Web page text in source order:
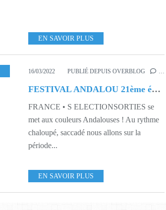
EN SAVOIR PLUS
S11,S12,S13
16/03/2022 PUBLIÉ DEPUIS OVERBLOG …
FESTIVAL ANDALOU 21ème édition
FRANCE • S ELECTIONSORTIES se
met aux couleurs Andalouses ! Au rythme
chaloupé, saccadé nous allons sur la
période...
EN SAVOIR PLUS